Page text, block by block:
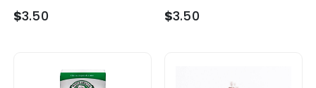
$3.50 $3.50